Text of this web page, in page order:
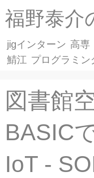
福野泰介
jigインターン 高専
鯖江 プログラミン
図書館
BASIC
IoT -